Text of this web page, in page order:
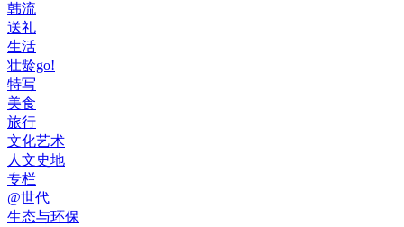
韩流
送礼
生活
壮龄go!
特写
美食
旅行
文化艺术
人文史地
专栏
@世代
生态与环保